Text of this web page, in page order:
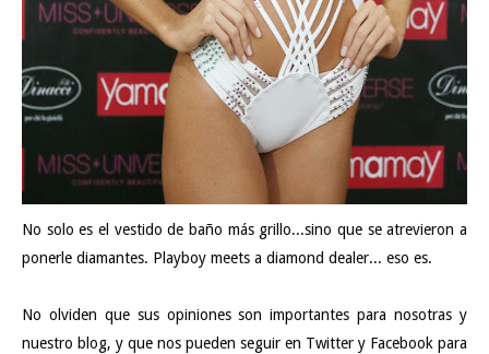
No solo es el vestido de baño más grillo...sino que se atrevieron a
ponerle diamantes. Playboy meets a diamond dealer... eso es.
No olviden que sus opiniones son importantes para nosotras y
nuestro blog, y que nos pueden seguir en Twitter y Facebook para